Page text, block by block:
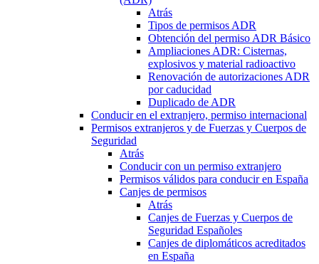
Atrás
Tipos de permisos ADR
Obtención del permiso ADR Básico
Ampliaciones ADR: Cisternas,
explosivos y material radioactivo
Renovación de autorizaciones ADR
por caducidad
Duplicado de ADR
Conducir en el extranjero, permiso internacional
Permisos extranjeros y de Fuerzas y Cuerpos de
Seguridad
Atrás
Conducir con un permiso extranjero
Permisos válidos para conducir en España
Canjes de permisos
Atrás
Canjes de Fuerzas y Cuerpos de
Seguridad Españoles
Canjes de diplomáticos acreditados
en España